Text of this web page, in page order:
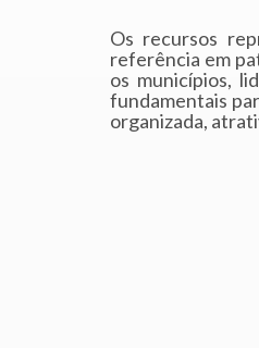
Os recursos
referência em
os municípios,
fundamentais
organizada,